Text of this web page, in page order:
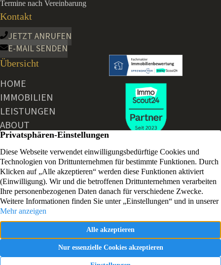
Termine nach Vereinbarung
Kontakt
JETZT ANRUFEN
E-MAIL SENDEN
Übersicht
HOME
IMMOBILIEN
LEISTUNGEN
ABOUT
AKTUELLE NEWS
KONTAKT